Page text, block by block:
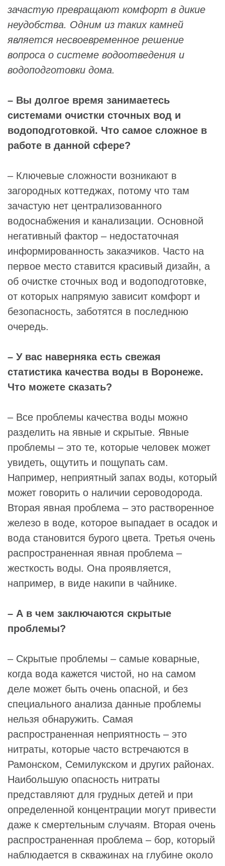
зачастую превращают комфорт в дикие
неудобства. Одним из таких камней
является несвоевременное решение
вопроса о системе водоотведения и
водоподготовки дома.
– Вы долгое время занимаетесь
системами очистки сточных вод и
водоподготовкой. Что самое сложное в
работе в данной сфере?
– Ключевые сложности возникают в
загородных коттеджах, потому что там
зачастую нет централизованного
водоснабжения и канализации. Основной
негативный фактор – недостаточная
информированность заказчиков. Часто на
первое место ставится красивый дизайн, а
об очистке сточных вод и водоподготовке,
от которых напрямую зависит комфорт и
безопасность, заботятся в последнюю
очередь.
– У вас наверняка есть свежая
статистика качества воды в Воронеже.
Что можете сказать?
– Все проблемы качества воды можно
разделить на явные и скрытые. Явные
проблемы – это те, которые человек может
увидеть, ощутить и пощупать сам.
Например, неприятный запах воды, который
может говорить о наличии сероводорода.
Вторая явная проблема – это растворенное
железо в воде, которое выпадает в осадок и
вода становится бурого цвета. Третья очень
распространенная явная проблема –
жесткость воды. Она проявляется,
например, в виде накипи в чайнике.
– А в чем заключаются скрытые
проблемы?
– Скрытые проблемы – самые коварные,
когда вода кажется чистой, но на самом
деле может быть очень опасной, и без
специального анализа данные проблемы
нельзя обнаружить. Самая
распространенная неприятность – это
нитраты, которые часто встречаются в
Рамонском, Семилукском и других районах.
Наибольшую опасность нитраты
представляют для грудных детей и при
определенной концентрации могут привести
даже к смертельным случаям. Вторая очень
распространенная проблема – бор, который
наблюдается в скважинах на глубине около